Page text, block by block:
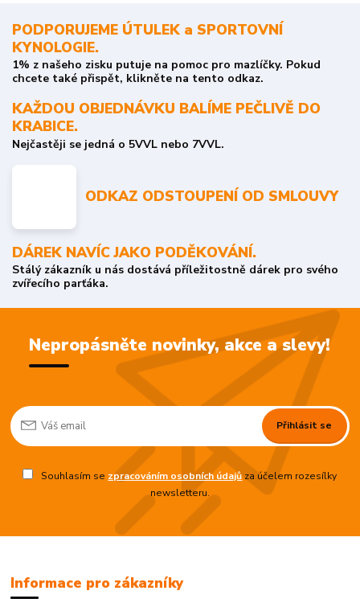
PODPORUJEME ÚTULEK a SPORTOVNÍ
KYNOLOGIE.
1% z našeho zisku putuje na pomoc pro mazlíčky. Pokud
chcete také přispět, klikněte na tento odkaz.
KAŽDOU OBJEDNÁVKU BALÍME PEČLIVĚ DO
KRABICE.
Nejčastěji se jedná o 5VVL nebo 7VVL.
ODKAZ ODSTOUPENÍ OD SMLOUVY
DÁREK NAVÍC JAKO PODĚKOVÁNÍ.
Stálý zákazník u nás dostává příležitostně dárek pro svého
zvířecího parťáka.
Nepropásněte novinky, akce a slevy!
Přihlásit se
Souhlasím se zpracováním osobních údajůza účelem rozesílky
newsletteru.
Informace pro zákazníky